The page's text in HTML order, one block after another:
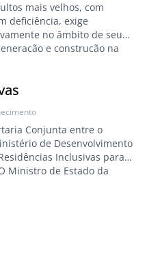
mais velhos, com
deficiência, exige
no âmbito de seu
e construção na
tecnologia,
e financiamento, focados
do habitat para todos,
Conjunta entre o
de Desenvolvimento
Inclusivas para
Ministro de Estado da